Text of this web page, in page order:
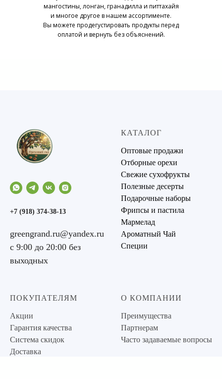
мангостины, лонган, гранадилла и питтахайя
и многое другое в нашем ассортименте.
Вы можете продегустировать продукты перед
оплатой и вернуть без объяснений.
+7 (918) 374-38-13
greengrand.ru@yandex.ru
с 9:00 до 20:00 без
выходных
КАТАЛОГ
Оптовые продажи
Отборные орехи
Свежие сухофрукты
Полезные десерты
Подарочные наборы
Фрипсы и пастила
Мармелад
Ароматный Чай
Специи
ПОКУПАТЕЛЯМ
Акции
Гарантия качества
Система скидок
Доставка
О КОМПАНИИ
Преимущества
Партнерам
Часто задаваемые вопросы